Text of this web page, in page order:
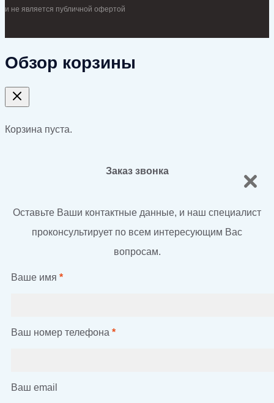
и не является публичной офертой
Обзор корзины
Корзина пуста.
Заказ звонка
Оставьте Ваши контактные данные, и наш специалист
проконсультирует по всем интересующим Вас
вопросам.
Ваше имя *
Ваш номер телефона *
Ваш email